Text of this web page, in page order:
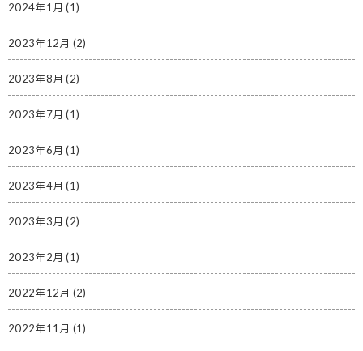
2024年1月 (1)
2023年12月 (2)
2023年8月 (2)
2023年7月 (1)
2023年6月 (1)
2023年4月 (1)
2023年3月 (2)
2023年2月 (1)
2022年12月 (2)
2022年11月 (1)